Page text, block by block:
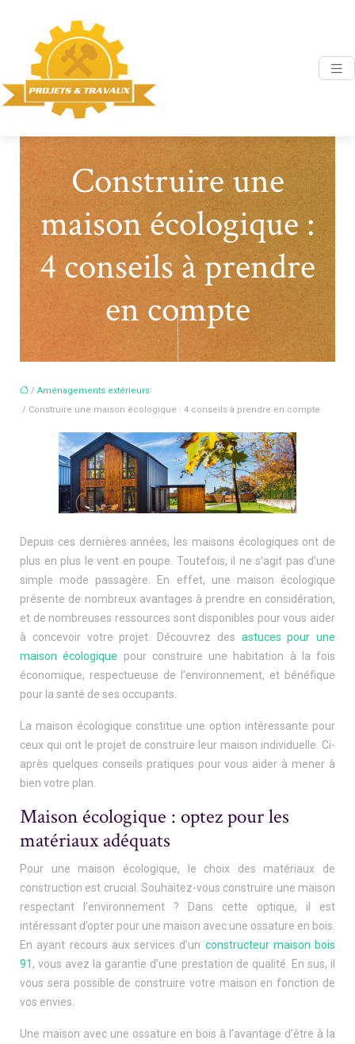
Construire une
maison écologique :
4 conseils à prendre
en compte
/ Aménagements extérieurs
/ Construire une maison écologique : 4 conseils à prendre en compte
Depuis ces dernières années, les maisons écologiques ont de
plus en plus le vent en poupe. Toutefois, il ne s’agit pas d’une
simple mode passagère. En effet, une maison écologique
présente de nombreux avantages à prendre en considération,
et de nombreuses ressources sont disponibles pour vous aider
à concevoir votre projet. Découvrez des astuces pour une
maison écologique pour construire une habitation à la fois
économique, respectueuse de l’environnement, et bénéfique
pour la santé de ses occupants.
La maison écologique constitue une option intéressante pour
ceux qui ont le projet de construire leur maison individuelle. Ci-
après quelques conseils pratiques pour vous aider à mener à
bien votre plan.
Maison écologique : optez pour les
matériaux adéquats
Pour une maison écologique, le choix des matériaux de
construction est crucial. Souhaitez-vous construire une maison
respectant l’environnement ? Dans cette optique, il est
intéressant d’opter pour une maison avec une ossature en bois.
En ayant recours aux services d’un constructeur maison bois
91 , vous avez la garantie d’une prestation de qualité. En sus, il
vous sera possible de construire votre maison en fonction de
vos envies.
Une maison avec une ossature en bois à l’avantage d’être à la